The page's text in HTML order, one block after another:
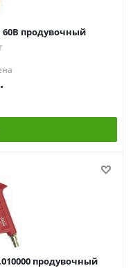
продувочный
продувочный